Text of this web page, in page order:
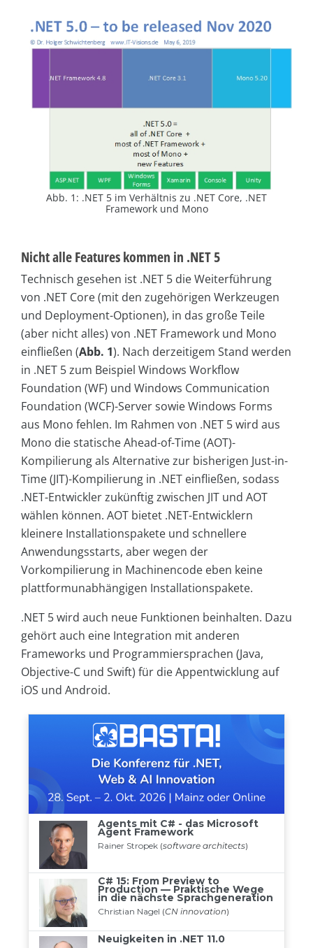
Abb. 1: .NET 5 im Verhältnis zu .NET Core, .NET
Framework und Mono
Nicht alle Features kommen in .NET 5
Technisch gesehen ist .NET 5 die Weiterführung
von .NET Core (mit den zugehörigen Werkzeugen
und Deployment-Optionen), in das große Teile
(aber nicht alles) von .NET Framework und Mono
einfließen (Abb. 1). Nach derzeitigem Stand werden
in .NET 5 zum Beispiel Windows Workflow
Foundation (WF) und Windows Communication
Foundation (WCF)-Server sowie Windows Forms
aus Mono fehlen. Im Rahmen von .NET 5 wird aus
Mono die statische Ahead-of-Time (AOT)-
Kompilierung als Alternative zur bisherigen Just-in-
Time (JIT)-Kompilierung in .NET einfließen, sodass
.NET-Entwickler zukünftig zwischen JIT und AOT
wählen können. AOT bietet .NET-Entwicklern
kleinere Installationspakete und schnellere
Anwendungsstarts, aber wegen der
Vorkompilierung in Machinencode eben keine
plattformunabhängigen Installationspakete.
.NET 5 wird auch neue Funktionen beinhalten. Dazu
gehört auch eine Integration mit anderen
Frameworks und Programmiersprachen (Java,
Objective-C und Swift) für die Appentwicklung auf
iOS und Android.